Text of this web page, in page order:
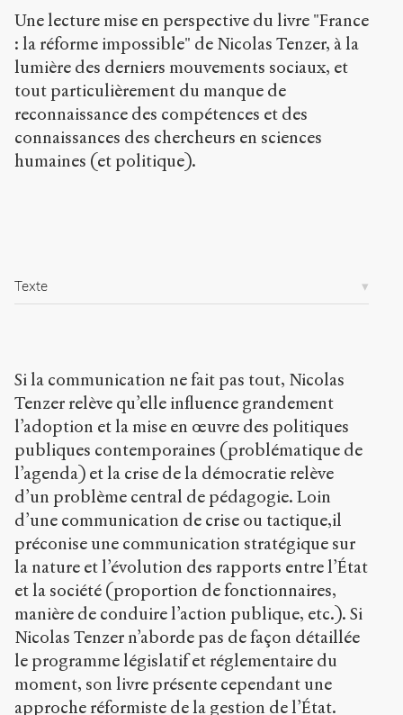
g
a
r
t
c
l
e
Copier la
référence
Creative
Commons
Attribution-
NonCommercial-
ShareAlike 4.0
International
(CC BY-NC-SA
4.0) Sens-Public,
2005
Accéder
version
PDF
Une lecture mise en perspective du livre "France
: la réforme impossible" de Nicolas Tenzer, à la
lumière des derniers mouvements sociaux, et
tout particulièrement du manque de
reconnaissance des compétences et des
connaissances des chercheurs en sciences
humaines (et politique).
Texte
Si la communication ne fait pas tout, Nicolas
Tenzer relève qu’elle influence grandement
l’adoption et la mise en œuvre des politiques
publiques contemporaines (problématique de
l’agenda) et la crise de la démocratie relève
d’un problème central de pédagogie. Loin
d’une communication de crise ou tactique,il
préconise une communication stratégique sur
la nature et l’évolution des rapports entre l’État
et la société (proportion de fonctionnaires,
manière de conduire l’action publique, etc.). Si
Nicolas Tenzer n’aborde pas de façon détaillée
le programme législatif et réglementaire du
moment, son livre présente cependant une
approche réformiste de la gestion de l’État.